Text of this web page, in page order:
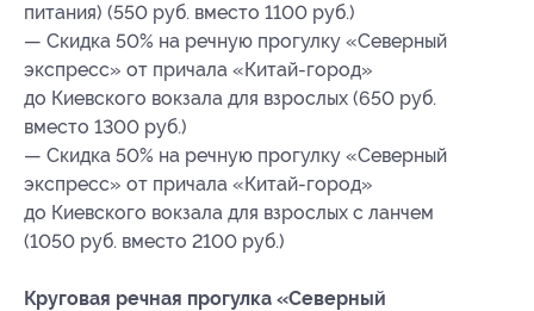
питания) (550 руб. вместо 1100 руб.)
— Скидка 50% на речную прогулку «Северный
экспресс» от причала «Китай-город»
до Киевского вокзала для взрослых (650 руб.
вместо 1300 руб.)
— Скидка 50% на речную прогулку «Северный
экспресс» от причала «Китай-город»
до Киевского вокзала для взрослых с ланчем
(1050 руб. вместо 2100 руб.)
Круговая речная прогулка «Северный